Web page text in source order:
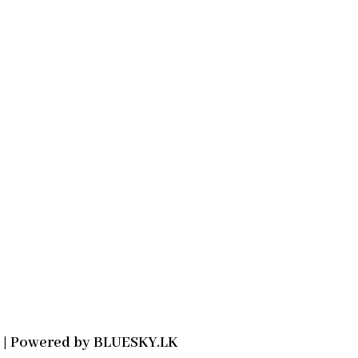
by BLUESKY.LK